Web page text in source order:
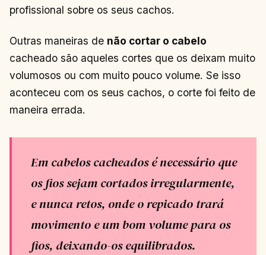
profissional sobre os seus cachos.
Outras maneiras de não cortar o cabelo
cacheado são aqueles cortes que os deixam muito
volumosos ou com muito pouco volume. Se isso
aconteceu com os seus cachos, o corte foi feito de
maneira errada.
Em cabelos cacheados é necessário que
os fios sejam cortados irregularmente,
e nunca retos, onde o repicado trará
movimento e um bom volume para os
fios, deixando-os equilibrados.